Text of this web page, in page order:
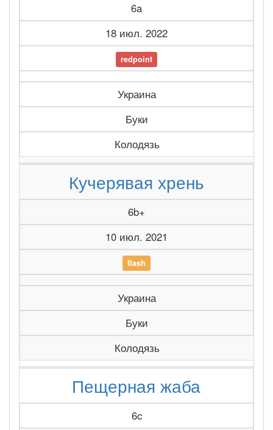
6a
18 июл. 2022
redpoint
Украина
Буки
Колодязь
Кучерявая хрень
6b+
10 июл. 2021
flash
Украина
Буки
Колодязь
Пещерная жаба
6c